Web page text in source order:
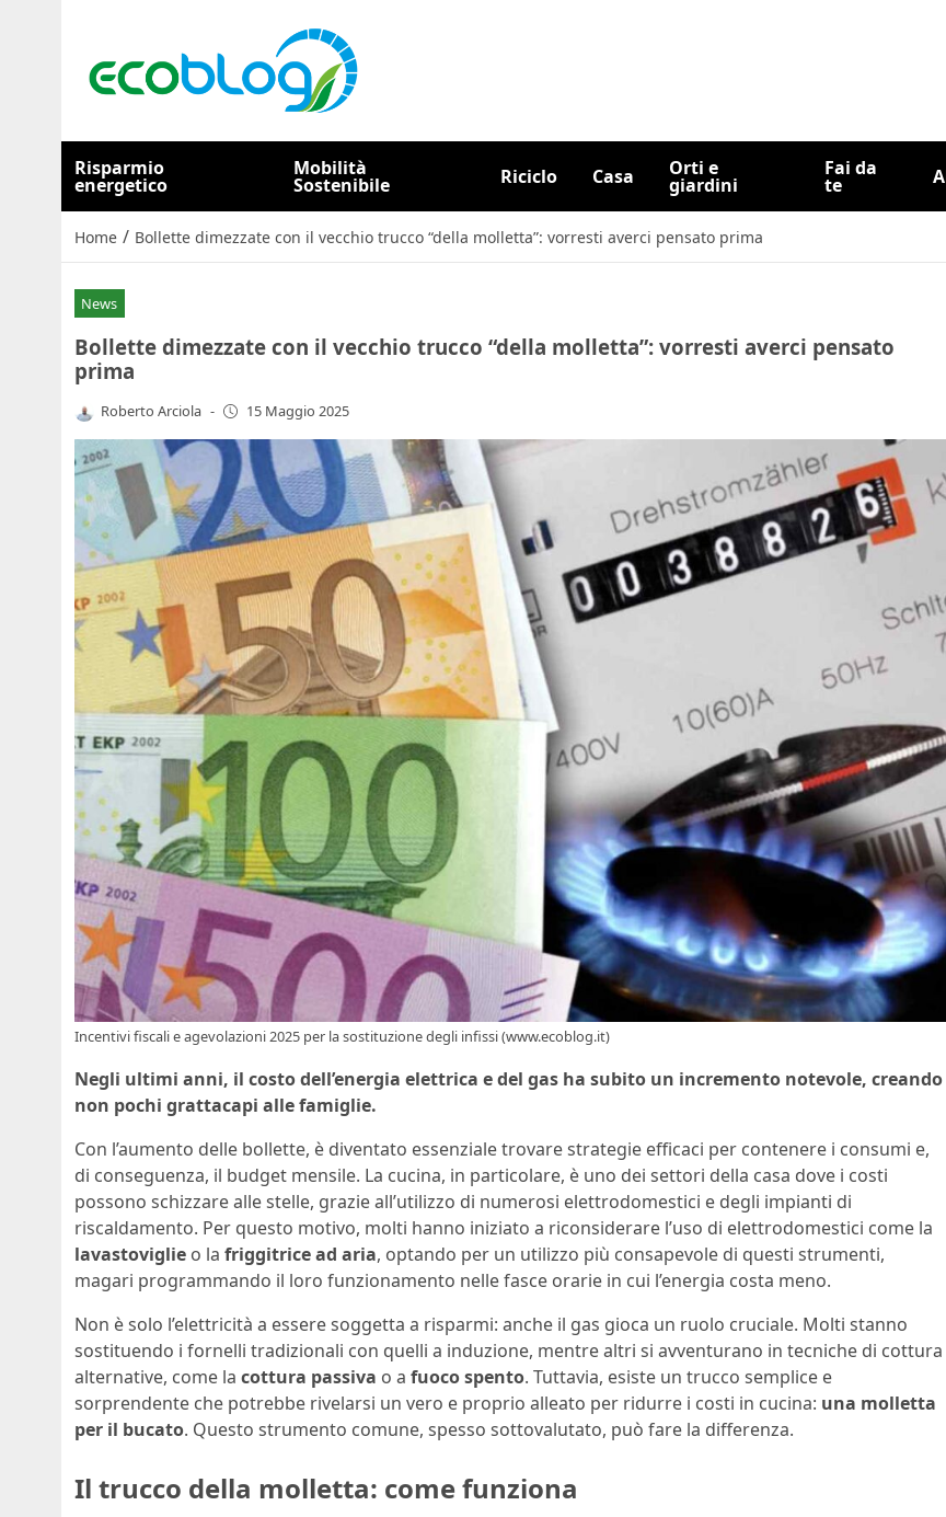
Risparmio
energetico
Mobilità
Sostenibile Riciclo Casa Orti e
giardini
Fai da
te
Home / Bollette dimezzate con il vecchio trucco “della molletta”: vorresti averci pensato prima
News
Bollette dimezzate con il vecchio trucco “della molletta”: vorresti averci pensato
prima
Roberto Arciola - 15 Maggio 2025
Incentivi fiscali e agevolazioni 2025 per la sostituzione degli infissi (www.ecoblog.it)
Negli ultimi anni, il costo dell’energia elettrica e del gas ha subito un incremento notevole, creando
non pochi grattacapi alle famiglie.
Con l’aumento delle bollette, è diventato essenziale trovare strategie efficaci per contenere i consumi e,
di conseguenza, il budget mensile. La cucina, in particolare, è uno dei settori della casa dove i costi
possono schizzare alle stelle, grazie all’utilizzo di numerosi elettrodomestici e degli impianti di
riscaldamento. Per questo motivo, molti hanno iniziato a riconsiderare l’uso di elettrodomestici come la
lavastoviglie o la friggitrice ad aria, optando per un utilizzo più consapevole di questi strumenti,
magari programmando il loro funzionamento nelle fasce orarie in cui l’energia costa meno.
Non è solo l’elettricità a essere soggetta a risparmi: anche il gas gioca un ruolo cruciale. Molti stanno
sostituendo i fornelli tradizionali con quelli a induzione, mentre altri si avventurano in tecniche di cottura
alternative, come la cottura passiva o a fuoco spento. Tuttavia, esiste un trucco semplice e
sorprendente che potrebbe rivelarsi un vero e proprio alleato per ridurre i costi in cucina: una molletta
per il bucato. Questo strumento comune, spesso sottovalutato, può fare la differenza.
Il trucco della molletta: come funziona